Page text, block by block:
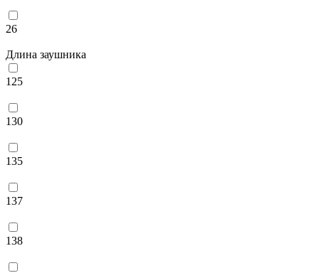
26
Длина заушника
125
130
135
137
138